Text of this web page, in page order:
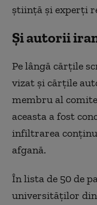
ştiinţă şi experţi
Și autorii
Pe lângă cărţile
vizat şi cărţile
membru al
aceasta a fost
infiltrarea
afgană.
În lista de 50 de
universităţilor din